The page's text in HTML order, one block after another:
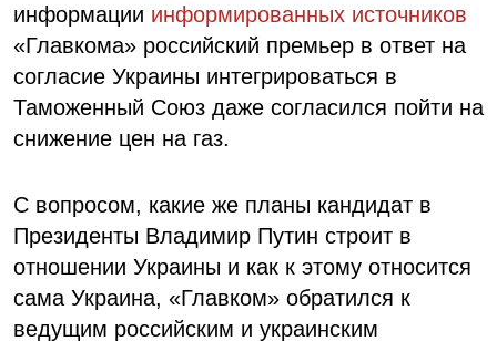
информации информированных источников
«Главкома» российский премьер в ответ на
согласие Украины интегрироваться в
Таможенный Союз даже согласился пойти на
снижение цен на газ.
С вопросом, какие же планы кандидат в
Президенты Владимир Путин строит в
отношении Украины и как к этому относится
сама Украина, «Главком» обратился к
ведущим российским и украинским